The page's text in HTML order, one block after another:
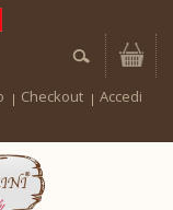
Checkout Accedi